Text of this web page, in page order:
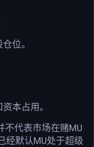
位。
本占用。
不代表市场在赌MU
经默认MU处于超级